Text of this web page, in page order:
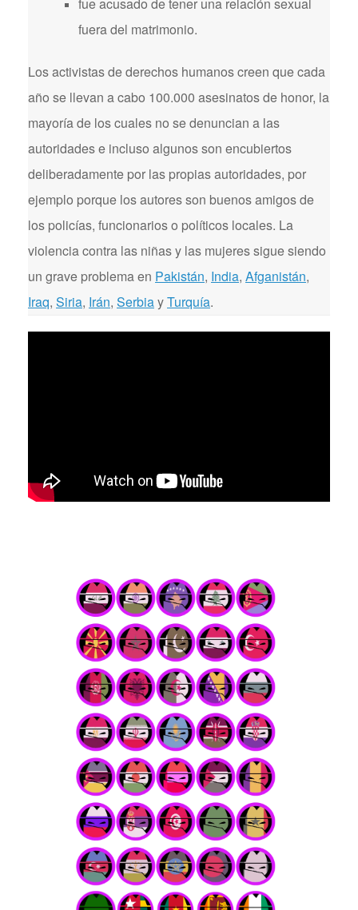
fuera del matrimonio.
Los activistas de derechos humanos creen que cada
año se llevan a cabo 100.000 asesinatos de honor, la
mayoría de los cuales no se denuncian a las
autoridades e incluso algunos son encubiertos
deliberadamente por las propias autoridades, por
ejemplo porque los autores son buenos amigos de
los policías, funcionarios o políticos locales. La
violencia contra las niñas y las mujeres sigue siendo
un grave problema en Pakistán, India, Afganistán,
Iraq, Siria, Irán, SerbiayTurquía.